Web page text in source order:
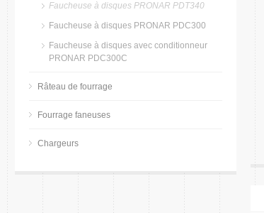
Faucheuse à disques PRONAR PDT340
Faucheuse à disques PRONAR PDC300
Faucheuse à disques avec conditionneur
PRONAR PDC300C
Râteau de fourrage
Fourrage faneuses
Chargeurs